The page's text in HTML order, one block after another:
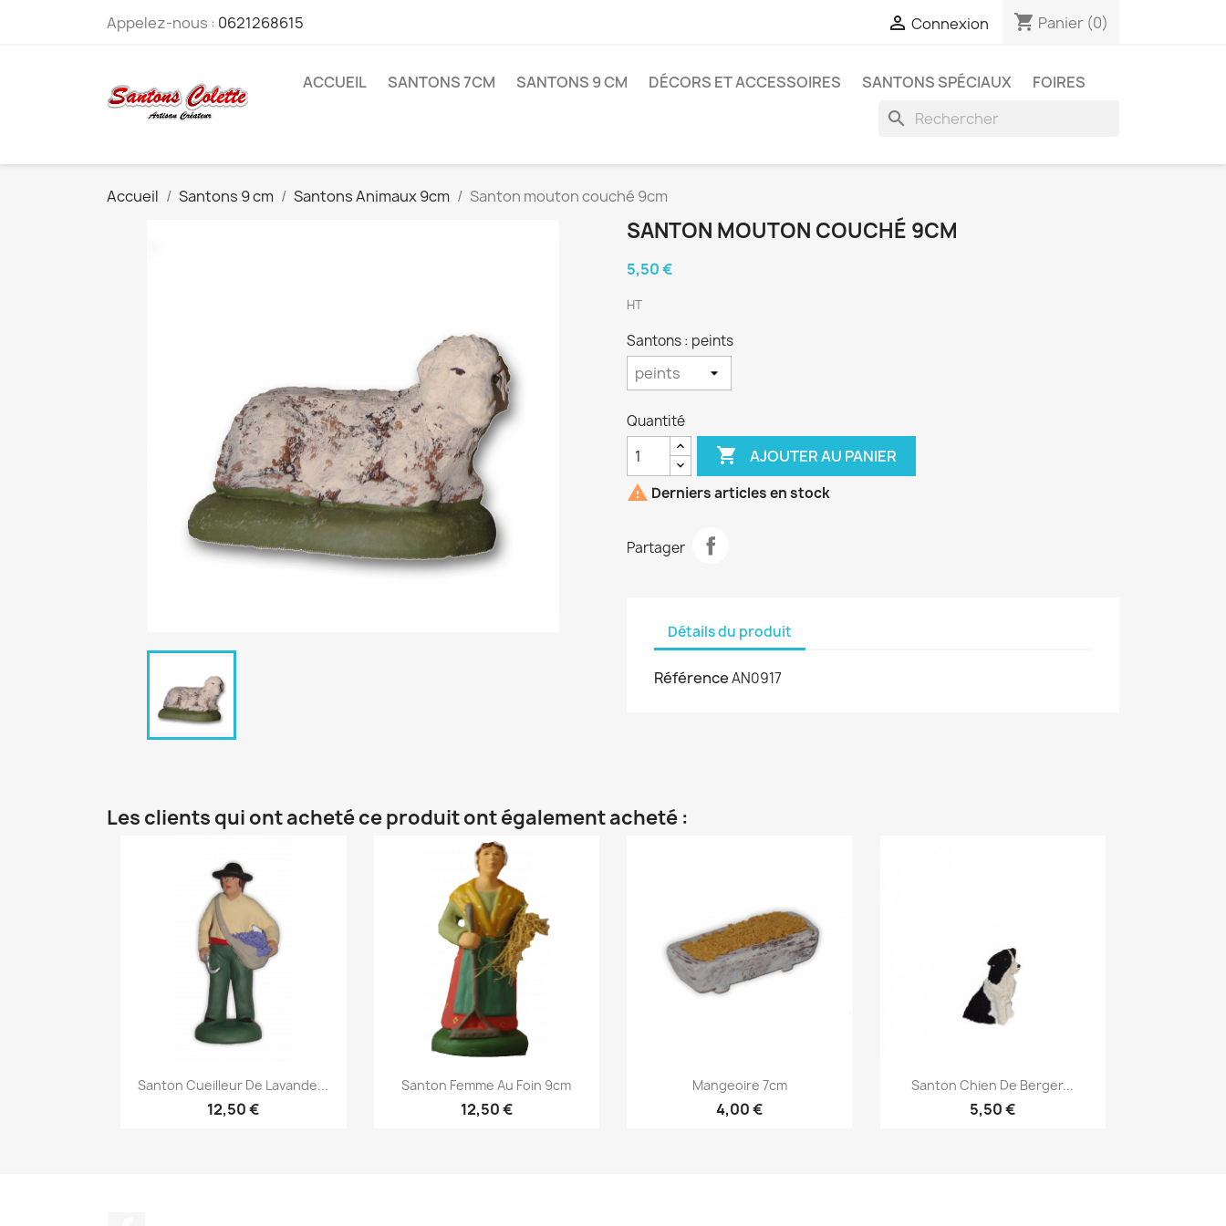
Appelez-nous : 0621268615  Connexion shopping_cart Panier (0)
ACCUEIL SANTONS 7CM SANTONS 9 CM DÉCORS ET ACCESSOIRES SANTONS SPÉCIAUX FOIRES
search
Accueil Santons 9 cm Santons Animaux 9cm Santon mouton couché 9cm
SANTON MOUTON COUCHÉ 9CM
5,50 €
HT
Santons : peints
Quantité
 AJOUTER AU PANIER
 Derniers articles en stock
Partager
Détails du produit
RéférenceAN0917
Les clients qui ont acheté ce produit ont également acheté :
Aperçu rapide
Santon Cueilleur De Lavande...
12,50 €
Aperçu rapide
Santon Femme Au Foin 9cm
12,50 €
Aperçu rapide
Mangeoire 7cm
4,00 €
Aperçu rapide
Santon Chien De Berger...
5,50 €